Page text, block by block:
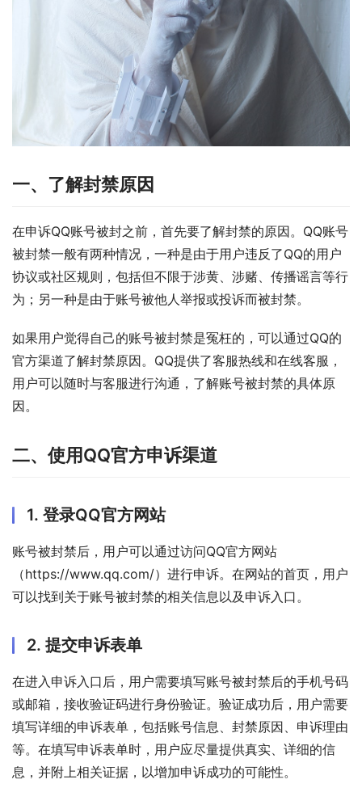
一、了解封禁原因
在申诉QQ账号被封之前，首先要了解封禁的原因。QQ账号
被封禁一般有两种情况，一种是由于用户违反了QQ的用户
协议或社区规则，包括但不限于涉黄、涉赌、传播谣言等行
为；另一种是由于账号被他人举报或投诉而被封禁。
如果用户觉得自己的账号被封禁是冤枉的，可以通过QQ的
官方渠道了解封禁原因。QQ提供了客服热线和在线客服，
用户可以随时与客服进行沟通，了解账号被封禁的具体原
因。
二、使用QQ官方申诉渠道
1. 登录QQ官方网站
账号被封禁后，用户可以通过访问QQ官方网站
（https://www.qq.com/）进行申诉。在网站的首页，用户
可以找到关于账号被封禁的相关信息以及申诉入口。
2. 提交申诉表单
在进入申诉入口后，用户需要填写账号被封禁后的手机号码
或邮箱，接收验证码进行身份验证。验证成功后，用户需要
填写详细的申诉表单，包括账号信息、封禁原因、申诉理由
等。在填写申诉表单时，用户应尽量提供真实、详细的信
息，并附上相关证据，以增加申诉成功的可能性。